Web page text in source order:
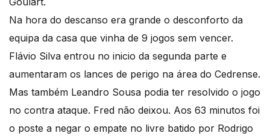
Na hora do descanso era grande o desconforto da
equipa da casa que vinha de 9 jogos sem vencer.
Flávio Silva entrou no inicio da segunda parte e
aumentaram os lances de perigo na área do Cedrense.
Mas também Leandro Sousa podia ter resolvido o jogo
no contra ataque. Fred não deixou. Aos 63 minutos foi
o poste a negar o empate no livre batido por Rodrigo